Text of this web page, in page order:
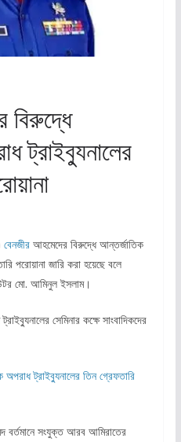
বিরুদ্ধে
ট্রাইব্যুনালের
বেনজীরআহমেদের বিরুদ্ধে আন্তর্জাতিক
পরোয়ানা জারি করা হয়েছে বলে
মো. আমিনুল ইসলাম।
সেমিনার কক্ষে সাংবাদিকদের
ট্রাইব্যুনালের তিন গ্রেফতারি
বর্তমানে সংযুক্ত আরব আমিরাতের